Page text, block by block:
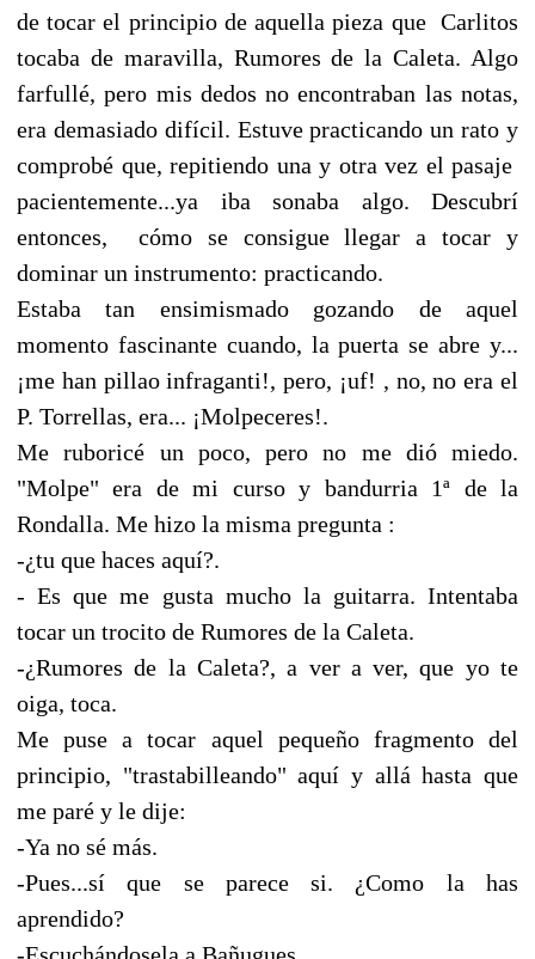
de tocar el principio de aquella pieza que Carlitos
tocaba de maravilla, Rumores de la Caleta. Algo
farfullé, pero mis dedos no encontraban las notas,
era demasiado difícil. Estuve practicando un rato y
comprobé que, repitiendo una y otra vez el pasaje
pacientemente...ya iba sonaba algo. Descubrí
entonces, cómo se consigue llegar a tocar y
dominar un instrumento: practicando.
Estaba tan ensimismado gozando de aquel
momento fascinante cuando, la puerta se abre y...
¡me han pillao infraganti!, pero, ¡uf! , no, no era el
P. Torrellas, era... ¡Molpeceres!.
Me ruboricé un poco, pero no me dió miedo.
"Molpe" era de mi curso y bandurria 1ª de la
Rondalla. Me hizo la misma pregunta :
-¿tu que haces aquí?.
- Es que me gusta mucho la guitarra. Intentaba
tocar un trocito de Rumores de la Caleta.
-¿Rumores de la Caleta?, a ver a ver, que yo te
oiga, toca.
Me puse a tocar aquel pequeño fragmento del
principio, "trastabilleando" aquí y allá hasta que
me paré y le dije:
-Ya no sé más.
-Pues...sí que se parece si. ¿Como la has
aprendido?